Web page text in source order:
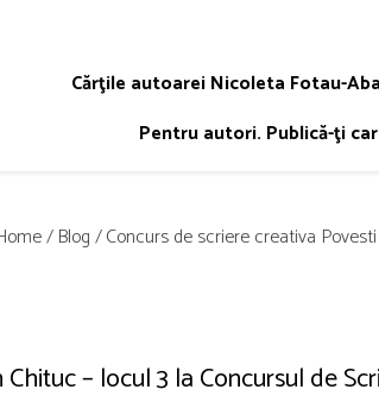
Cărţile autoarei Nicoleta Fotau-
Pentru autori. Publică-ţi
/ Blog /Concurs de scriere creativa
Chituc – locul 3 la Concursul de